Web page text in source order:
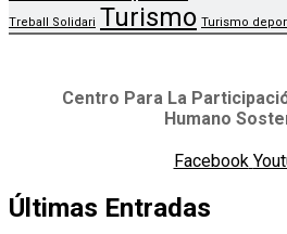
Treball Solidari Turismo Turismo
Centro Para La
Humano
Facebook
Últimas Entradas